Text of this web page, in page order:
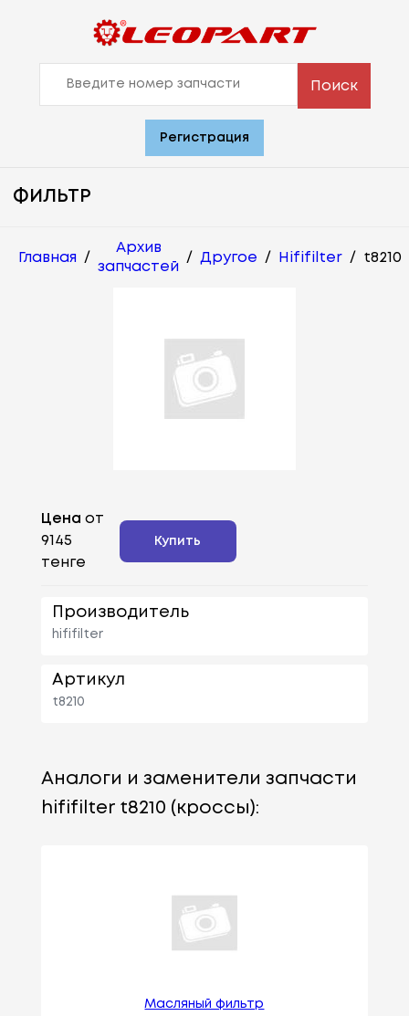
Поиск
Регистрация
ФИЛЬТР
Главная /
Архив
запчастей
/ Другое / Hififilter / t8210
Цена от
9145
тенге
Купить
Производитель
hififilter
Артикул
t8210
Аналоги и заменители запчасти
hififilter t8210 (кроссы):
Масляный фильтр